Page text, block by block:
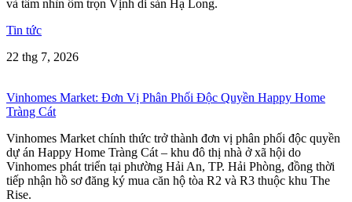
và tầm nhìn ôm trọn Vịnh di sản Hạ Long.
Tin tức
22 thg 7, 2026
Vinhomes Market: Đơn Vị Phân Phối Độc Quyền Happy Home
Tràng Cát
Vinhomes Market chính thức trở thành đơn vị phân phối độc quyền
dự án Happy Home Tràng Cát – khu đô thị nhà ở xã hội do
Vinhomes phát triển tại phường Hải An, TP. Hải Phòng, đồng thời
tiếp nhận hồ sơ đăng ký mua căn hộ tòa R2 và R3 thuộc khu The
Rise.